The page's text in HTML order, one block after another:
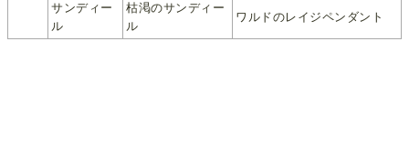
サンディー
ル
枯渇のサンディー
ル
ワルドのレイジペンダント